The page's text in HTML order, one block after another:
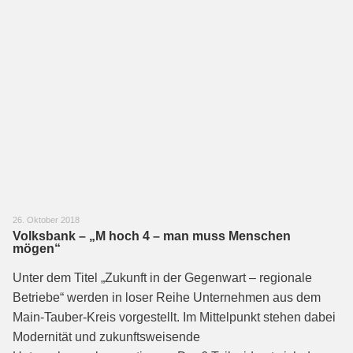
26. Oktober 2018
Volksbank – „M hoch 4 – man muss Menschen
mögen“
Unter dem Titel „Zukunft in der Gegenwart – regionale
Betriebe“ werden in loser Reihe Unternehmen aus dem
Main-Tauber-Kreis vorgestellt. Im Mittelpunkt stehen dabei
Modernität und zukunftsweisende